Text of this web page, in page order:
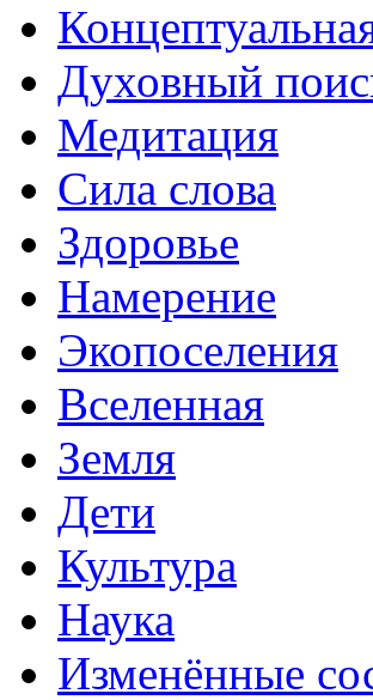
Духовный
Медитация
Сила слова
Здоровье
Намерение
Экопоселения
Вселенная
Земля
Дети
Культура
Наука
Изменённые